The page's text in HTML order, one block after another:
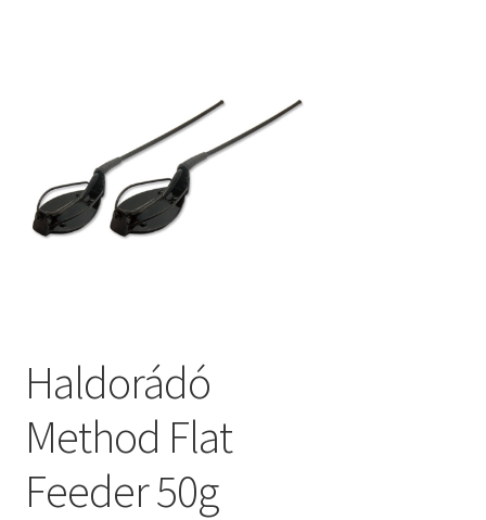
Márkák
Mohosz Versenynaptár 2025
Haldorádó
Method Flat
Feeder 50g